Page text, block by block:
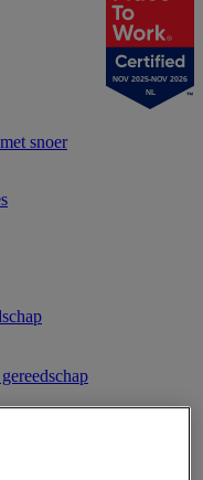
snoer
NOV 2025-NOV 2026
NL